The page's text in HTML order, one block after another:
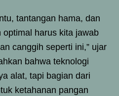
tantangan hama, dan
harus kita jawab
canggih seperti ini,” ujar
bahwa teknologi
alat, tapi bagian dari
ketahanan pangan